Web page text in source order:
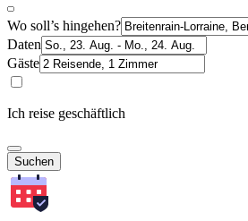
Wo soll’s hingehen?
Daten
Gäste
Ich reise geschäftlich
Suchen